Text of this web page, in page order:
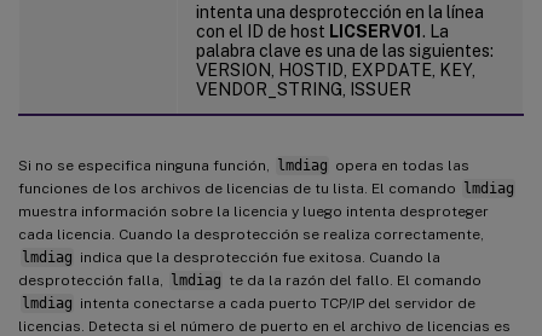
intenta una desprotección en la línea
con el ID de host LICSERV01. La
palabra clave es una de las siguientes:
VERSION, HOSTID, EXPDATE, KEY,
VENDOR_STRING, ISSUER
Si no se especifica ninguna función, lmdiag opera en todas las
funciones de los archivos de licencias de tu lista. El comando lmdiag
muestra información sobre la licencia y luego intenta desproteger
cada licencia. Cuando la desprotección se realiza correctamente,
lmdiag indica que la desprotección fue exitosa. Cuando la
desprotección falla,
lmdiag te da la razón del fallo. El comando
lmdiag intenta conectarse a cada puerto TCP/IP del servidor de
licencias. Detecta si el número de puerto en el archivo de licencias es